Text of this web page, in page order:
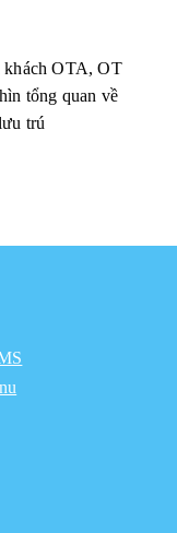
khách OTA, OT
tổng quan về
trú